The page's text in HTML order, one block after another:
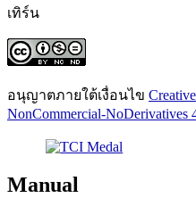
เทิร์น
อนุญาตภายใต้เงื่อนไข
NonCommercial-NoDerivatives
Manual